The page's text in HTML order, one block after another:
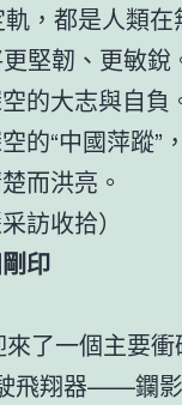
，都是人類
堅韌、更敏
的大志與自負
的“中國萍蹤”
而洪亮。
訪收拾）
印
了一個主要
飛翔器——鑭